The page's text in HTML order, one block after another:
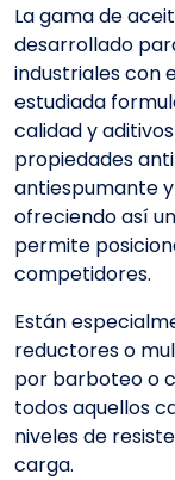
La gama de
desarrollado
industriales con
estudiada
calidad y
propiedades
antiespumante
ofreciendo así
permite
competidores.
Están
reductores o
por barboteo o
todos aquellos
niveles de
carga.